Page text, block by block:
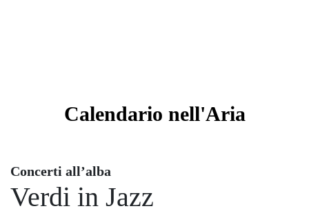
Calendario nell'Aria
Concerti all’alba
Verdi in Jazz